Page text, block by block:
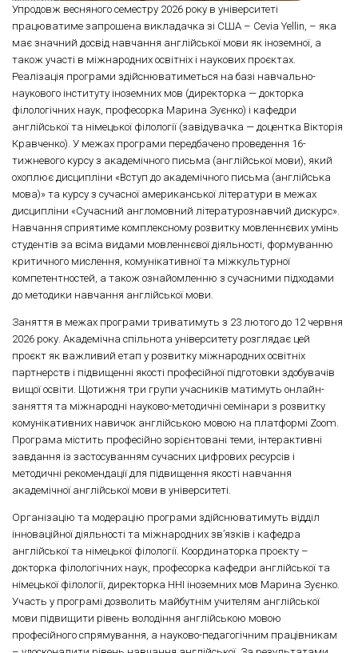
Упродовж весняного семестру 2026 року в університеті
працюватиме запрошена викладачка зі США – Cevia Yellin, – яка
має значний досвід навчання англійської мови як іноземної, а
також участі в міжнародних освітніх і наукових проєктах.
Реалізація програми здійснюватиметься на базі навчально-
наукового інституту іноземних мов (директорка — докторка
філологічних наук, професорка Марина Зуєнко) і кафедри
англійської та німецької філології (завідувачка — доцентка Вікторія
Кравченко). У межах програми передбачено проведення 16-
тижневого курсу з академічного письма (англійської мови), який
охоплює дисципліни «Вступ до академічного письма (англійська
мова)» та курсу з сучасної американської літератури в межах
дисципліни «Сучасний англомовний літературознавчий дискурс».
Навчання сприятиме комплексному розвитку мовленнєвих умінь
студентів за всіма видами мовленнєвої діяльності, формуванню
критичного мислення, комунікативної та міжкультурної
компетентностей, а також ознайомленню з сучасними підходами
до методики навчання англійської мови.
Заняття в межах програми триватимуть з 23 лютого до 12 червня
2026 року. Академічна спільнота університету розглядає цей
проєкт як важливий етап у розвитку міжнародних освітніх
партнерств і підвищенні якості професійної підготовки здобувачів
вищої освіти. Щотижня три групи учасників матимуть онлайн-
заняття та міжнародні науково-методичні семінари з розвитку
комунікативних навичок англійською мовою на платформі Zoom.
Програма містить професійно зорієнтовані теми, інтерактивні
завдання із застосуванням сучасних цифрових ресурсів і
методичні рекомендації для підвищення якості навчання
академічної англійської мови в університеті.
Організацію та модерацію програми здійснюватимуть відділ
інноваційної діяльності та міжнародних зв’язків і кафедра
англійської та німецької філології. Координаторка проєкту –
докторка філологічних наук, професорка кафедри англійської та
німецької філології, директорка ННІ іноземних мов Марина Зуєнко.
Участь у програмі дозволить майбутнім учителям англійської
мови підвищити рівень володіння англійською мовою
професійного спрямування, а науково-педагогічним працівникам